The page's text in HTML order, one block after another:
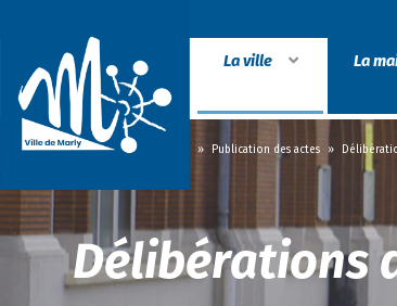
La ville La
Accueil » » Publication des actes »
Délibérations